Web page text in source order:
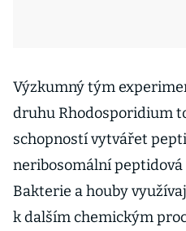
Výzkumný tým
druhu Rhodosporidium
schopností vytvářet
neribosomální peptidová
Bakterie a houby
k dalším chemickým